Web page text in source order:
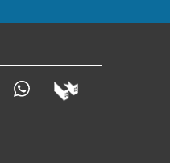
Whatsapp